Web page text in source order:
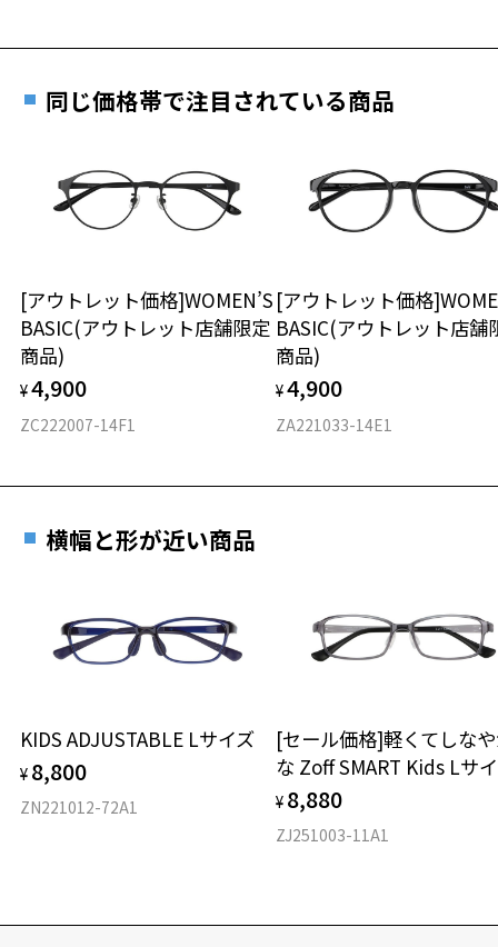
13.4g
※着脱式サングラス：デモレンズ、アタッチメント込みの重さ
タイプ
材質
フロント素材：ステンレス
す。
もっと見る
お近くのZoff実店舗にて度数を測定いただけます（無料）。
その際は記入用紙をダウンロードしてお使いください。
ダウンロード
同じ価格帯で注目されている商品
[アウトレット価格]WOMEN’S
BASIC(アウトレット店舗限定
商品)
¥4,900
ZC222007-14F1
[アウトレット価格
BASIC(アウトレット店舗
商品)
¥4,900
ZA221033-14E1
横幅と形が近い商品
KIDS ADJUSTABLE Lサイズ
¥ 8,800
ZN221012-72A1
[セール価格]軽くてしな
な Zoff SMART Kids Lサ
¥ 8,880
ZJ251003-11A1